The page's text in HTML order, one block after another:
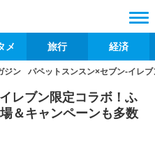
メ 旅行 経済
ジン パペットスンスン×セブン-イレ
レブン限定コラボ！ふ
＆キャンペーンも多数